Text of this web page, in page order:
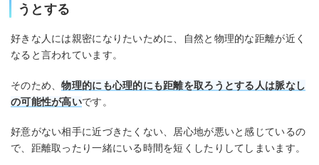
うとする
好きな人には親密になりたいために、自然と物理的な距離が近く
なると言われています。
そのため、物理的にも心理的にも距離を取ろうとする人は脈なし
の可能性が高いです。
好意がない相手に近づきたくない、居心地が悪いと感じているの
で、距離取ったり一緒にいる時間を短くしたりしてしまいます。